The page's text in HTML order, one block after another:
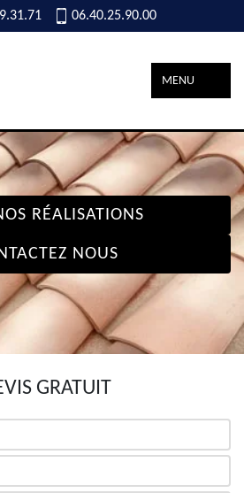
06.40.25.90.00
MENU
RÉALISATIONS
NOUS
GRATUIT